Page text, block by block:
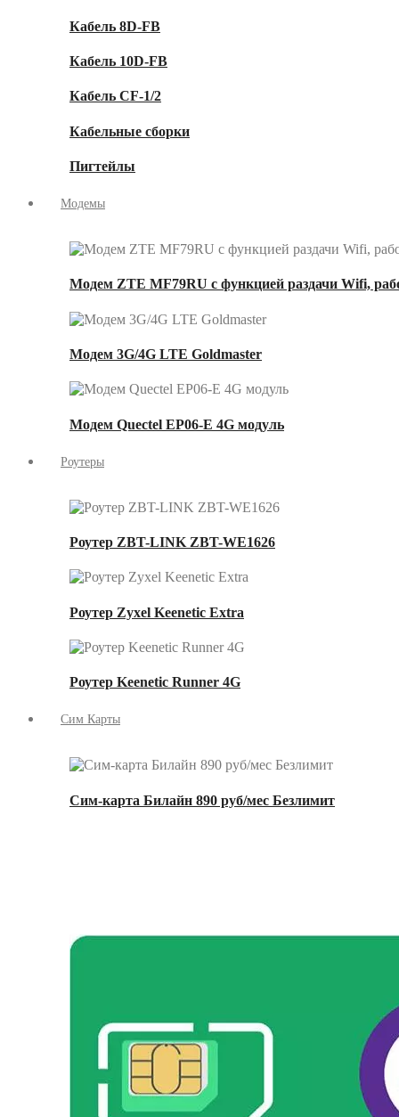
Кабель 8D-FB
Кабель 10D-FB
Кабель CF-1/2
Кабельные сборки
Пигтейлы
Модемы
Модем ZTE MF79RU с функцией раздачи Wifi,
Модем 3G/4G LTE Goldmaster
Модем Quectel EP06-E 4G модуль
Роутеры
Роутер ZBT-LINK ZBT-WE1626
Роутер Zyxel Keenetic Extra
Роутер Keenetic Runner 4G
Сим Карты
Сим-карта Билайн 890 руб/мес Безлимит